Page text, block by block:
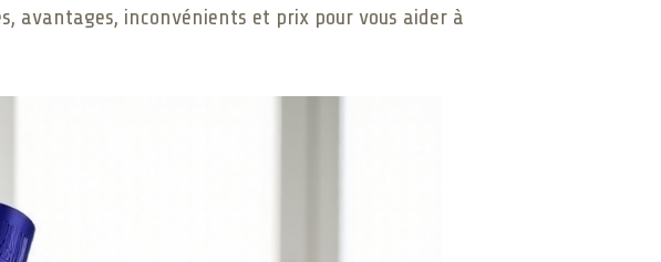
avantages, inconvénients et prix pour vous aider à